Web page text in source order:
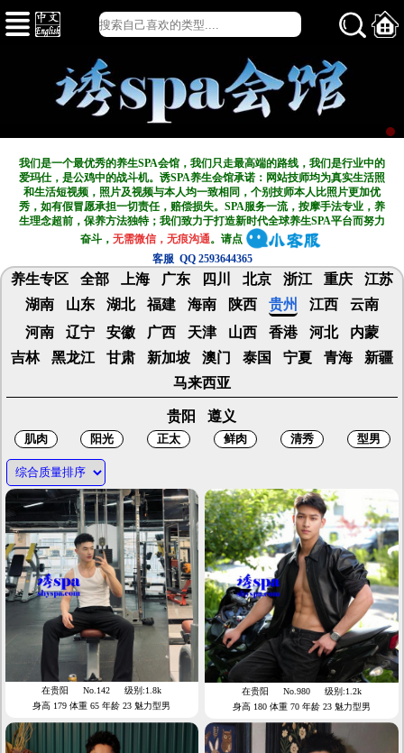
我们是一个最优秀的养生SPA会馆，我们只走最高端的路线，我们是行业中的
爱玛仕，是公鸡中的战斗机。诱SPA养生会馆承诺：网站技师均为真实生活照
和生活短视频，照片及视频与本人均一致相同，个别技师本人比照片更加优
秀，如有假冒愿承担一切责任，赔偿损失。SPA服务一流，按摩手法专业，养
生理念超前，保养方法独特；我们致力于打造新时代全球养生SPA平台而努力
奋斗，无需微信，无痕沟通。请点
客服 QQ 2593644365
养生专区 全部 上海 广东 四川 北京 浙江 重庆
江苏
湖南
山东 湖北 福建 海南 陕西 贵州 江西
云南
河南
辽宁 安徽 广西 天津 山西 香港 河北
内蒙
吉林
黑龙江 甘肃 新加坡 澳门 泰国 宁夏 青海
新疆
马来西亚
贵阳 遵义
在贵阳 No.142
级别:1.8k
身高 179 体重 65 年龄 23 魅力型男
在贵阳 No.980
级别:1.2k
身高 180 体重 70 年龄 23 魅力型男